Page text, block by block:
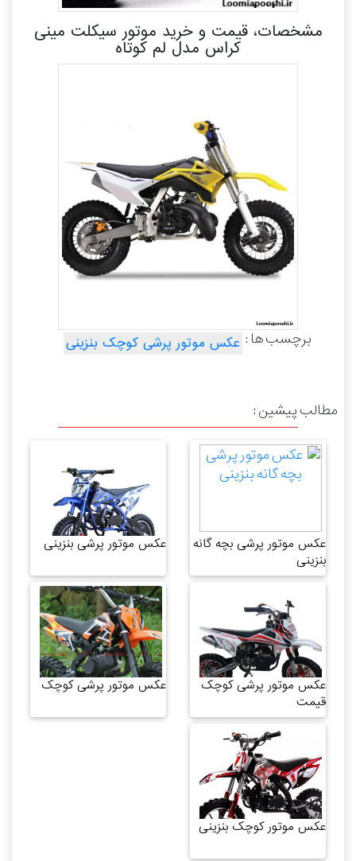
مشخصات، قیمت و خرید موتور سیکلت مینی
کراس مدل لم کوتاه
برچسب ها : عکس موتور پرشی کوچک بنزینی
مطالب پیشین :
عکس موتور پرشی بچه گانه
بنزینی
عکس موتور پرشی بنزینی
عکس موتور پرشی کوچک
قیمت
عکس موتور پرشی کوچک
عکس موتور کوچک بنزینی